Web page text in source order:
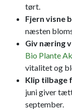
tørt.
Fjern visne
næsten
Giv næring
Bio Plante
vitalitet og
Klip tilbage
juni giver
september.